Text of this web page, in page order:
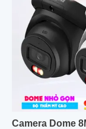
Camera Dome